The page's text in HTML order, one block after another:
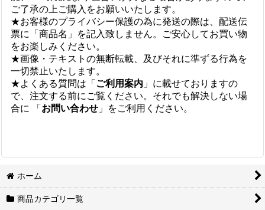
ご了承の上ご購入をお願いいたします。
★お客様のプライバシー保護の為に発送の際は、配送伝
票に「商品名」を記入致しません。ご安心してお買い物
をお楽しみください。
★画像・テキストの無断転載、及びそれに準ずる行為を
一切禁止いたします。
★よくある質問は「 ご利用案内 」に載せておりますの
で、注文する前にご覧ください。それでも解決しない場
合に 「 お問い合わせ 」をご利用ください。
ホーム
商品カテゴリ一覧